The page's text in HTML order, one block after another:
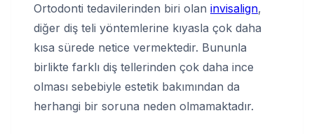
Ortodonti tedavilerinden biri olan invisalign,
diğer diş teli yöntemlerine kıyasla çok daha
kısa sürede netice vermektedir. Bununla
birlikte farklı diş tellerinden çok daha ince
olması sebebiyle estetik bakımından da
herhangi bir soruna neden olmamaktadır.